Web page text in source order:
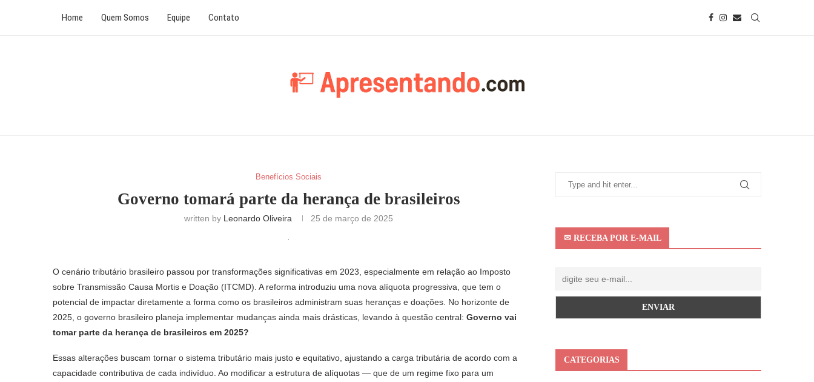
Home Quem Somos Equipe Contato
Benefícios Sociais
Governo tomará parte da herança de brasileiros
written by Leonardo Oliveira 25 de março de 2025
O cenário tributário brasileiro passou por transformações significativas em 2023, especialmente em relação ao Imposto
sobre Transmissão Causa Mortis e Doação (ITCMD). A reforma introduziu uma nova alíquota progressiva, que tem o
potencial de impactar diretamente a forma como os brasileiros administram suas heranças e doações. No horizonte de
2025, o governo brasileiro planeja implementar mudanças ainda mais drásticas, levando à questão central: Governo vai
tomar parte da herança de brasileiros em 2025?
Essas alterações buscam tornar o sistema tributário mais justo e equitativo, ajustando a carga tributária de acordo com a
capacidade contributiva de cada indivíduo. Ao modificar a estrutura de alíquotas — que de um regime fixo para um
✉ RECEBA POR E-MAIL
CATEGORIAS